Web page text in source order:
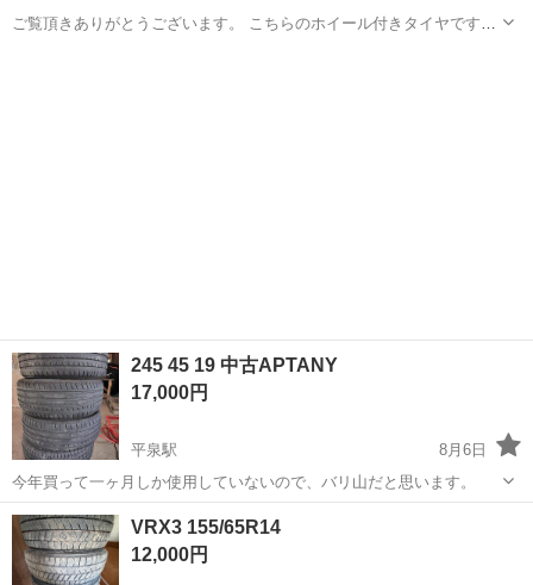
ご覧頂きありがとうございます。 こちらのホイール付きタイヤです
245 45 19 中古APTANY
17,000円
平泉駅
8月6日
今年買って一ヶ月しか使用していないので、バリ山だと思います。
岩手 西磐井郡
VRX3 155/65R14
12,000円